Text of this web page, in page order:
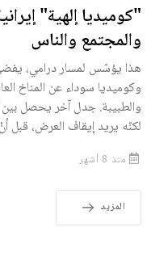
"كوميديا إلهية"
والمجتمع والناس
هذا يؤسّس لمسار درامي،
وكوميديا سوداء عن المناخ
والطبيبة. جدل آخر يحصل بين
لكنّه يريد إيقاف العرض، قبل
منذ 8 أشهر
المزيد